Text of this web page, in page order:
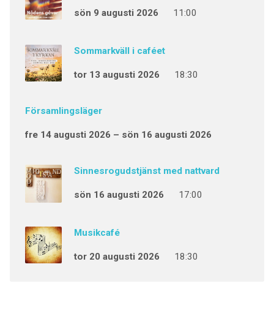
sön 9 augusti 2026 11:00
Sommarkväll i caféet
tor 13 augusti 2026 18:30
Församlingsläger
fre 14 augusti 2026 – sön 16 augusti 2026
Sinnesrogudstjänst med nattvard
sön 16 augusti 2026 17:00
Musikcafé
tor 20 augusti 2026 18:30